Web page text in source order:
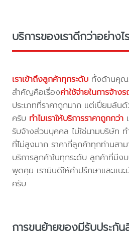
บริการของเราดีกว่าอย่างไ
เราเข้าถึงลูกค้าทุกระดับ ทั้งด้านคุณ
สำคัญคือเรื่องค่าใช้จ่ายในการจ้าง
ประเภทที่ราคาถูกมาก แต่เปี่ยมล้น
ครับ ทำไมเราให้บริการราคาถูกกว่า
รับจ้างส่วนบุคคล ไม่ใช่นามบริษัท ท
ที่ไม่สูงมาก ราคาที่ลูกค้าทุกท่านสาม
บริการลูกค้าในทุกระดับ ลูกค้าที่มีง
พูดคุย เรายินดีให้คำปรึกษาและแน
ครับ
การขนย้ายของมีรับประกั